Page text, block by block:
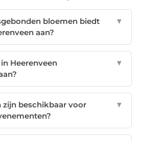
bloemen biedt
aan?
▼
Heerenveen
▼
zijn beschikbaar voor
▼